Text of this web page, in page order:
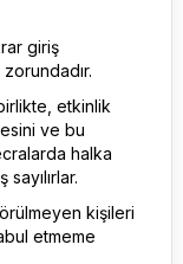
giriş
etkinlik
ve bu
halka
kişileri
etmeme